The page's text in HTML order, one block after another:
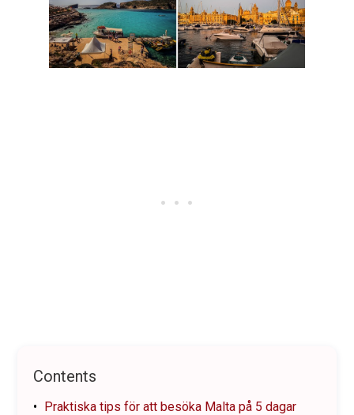
Contents
Praktiska tips för att besöka Malta på 5 dagar